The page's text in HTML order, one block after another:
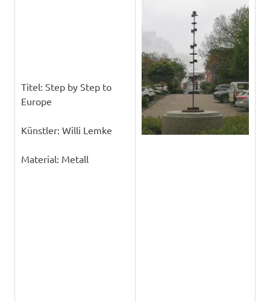
Titel: Step by Step to
Europe
Künstler: Willi Lemke
Material: Metall